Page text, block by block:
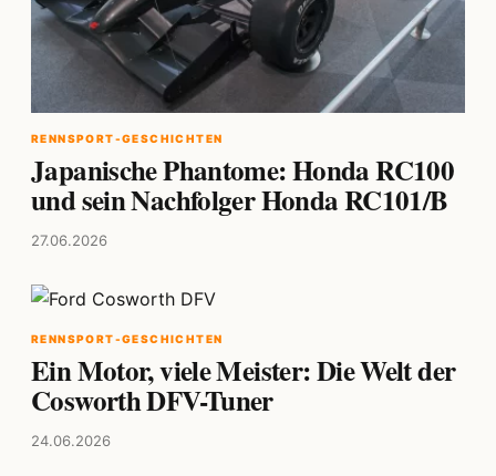
RENNSPORT-GESCHICHTEN
Japanische Phantome: Honda RC100
und sein Nachfolger Honda RC101/B
27.06.2026
RENNSPORT-GESCHICHTEN
Ein Motor, viele Meister: Die Welt der
Cosworth DFV-Tuner
24.06.2026